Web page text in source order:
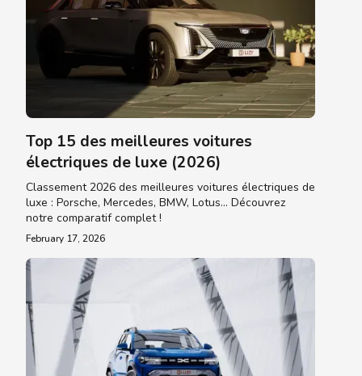
Top 15 des meilleures voitures
électriques de luxe (2026)
Classement 2026 des meilleures voitures électriques de
luxe : Porsche, Mercedes, BMW, Lotus... Découvrez
notre comparatif complet !
February 17, 2026